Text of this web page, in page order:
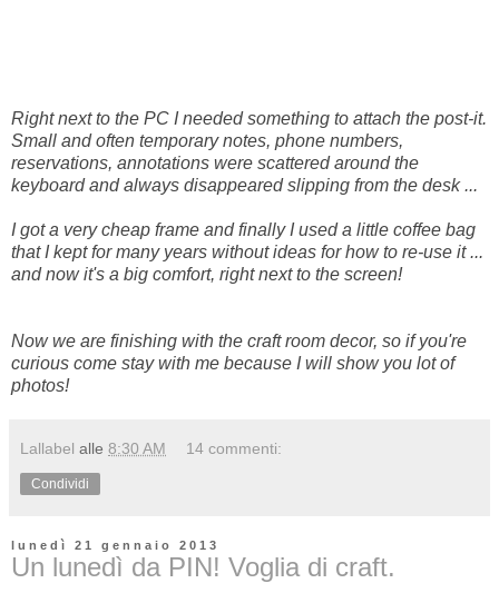
Right next to the PC I needed something to attach the post-it.
Small and often temporary notes, phone numbers,
reservations, annotations were scattered around the
keyboard and always disappeared slipping from the desk ...
I got a very cheap frame and finally I used a little coffee bag
that I kept for many years without ideas for how to re-use it ...
and now it's a big comfort, right next to the screen!
Now we are finishing with the craft room decor, so if you're
curious come stay with me because I will show you lot of
photos!
Lallabel alle 8:30 AM 14 commenti:
Condividi
lunedì 21 gennaio 2013
Un lunedì da PIN! Voglia di craft.